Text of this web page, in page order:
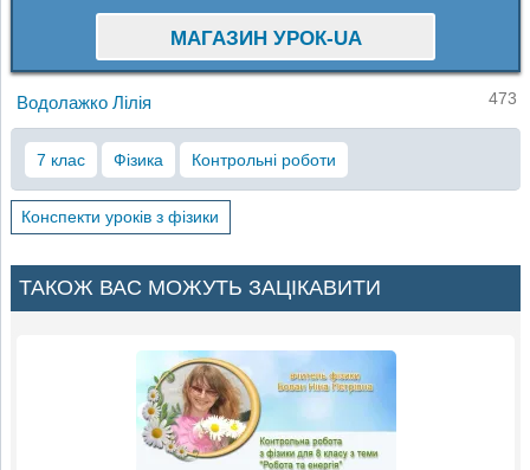
МАГАЗИН УРОК-UA
Водолажко Лілія 473
7 клас Фізика Контрольні роботи
Конспекти уроків з фізики
ТАКОЖ ВАС МОЖУТЬ ЗАЦІКАВИТИ